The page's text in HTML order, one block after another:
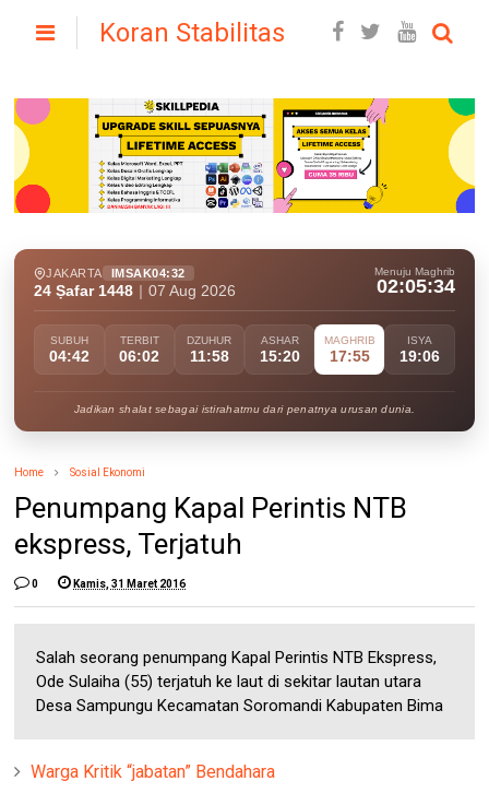
Koran Stabilitas
JAKARTA IMSAK04:32
24 Ṣafar 1448 07 Aug 2026
Menuju Maghrib
02:05:33
SUBUH
04:42
TERBIT
06:02
DZUHUR
11:58
ASHAR
15:20
MAGHRIB
17:55
ISYA
19:06
Jadikan shalat sebagai istirahatmu dari penatnya urusan dunia.
Home Sosial Ekonomi
Penumpang Kapal Perintis NTB
ekspress, Terjatuh
0 Kamis, 31 Maret 2016
Salah seorang penumpang Kapal Perintis NTB Ekspress,
Ode Sulaiha (55) terjatuh ke laut di sekitar lautan utara
Desa Sampungu Kecamatan Soromandi Kabupaten Bima
Warga Kritik “jabatan” Bendahara